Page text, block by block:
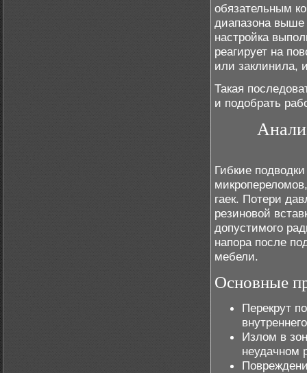
обязательным
диапазона выше
настройка
реагирует на
или заклинила,
Такая
и подобрать
Гибкие
гаек. Потери
резиновой
допустимого
напора после
мебели.
Основные
Перекрут
Излом в
неудачном